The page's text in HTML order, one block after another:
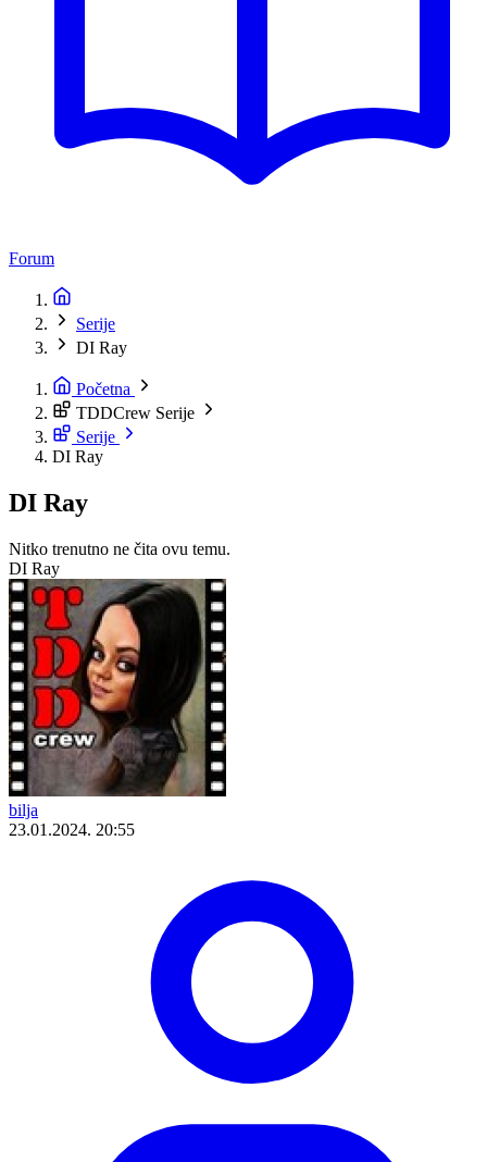
Forum
Serije
DI Ray
Početna
TDDCrew Serije
Serije
DI Ray
DI Ray
Nitko trenutno ne čita ovu temu.
DI Ray
bilja
23.01.2024. 20:55